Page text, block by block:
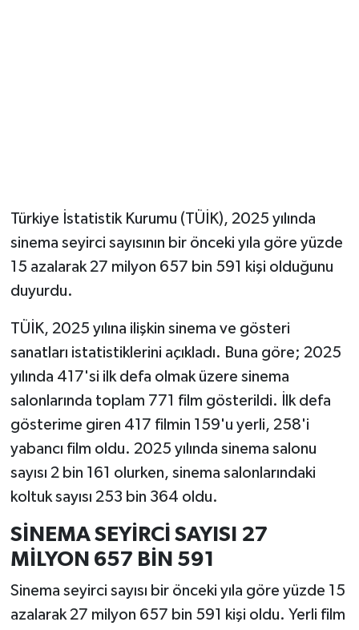
Türkiye İstatistik Kurumu (TÜİK), 2025 yılında
sinema seyirci sayısının bir önceki yıla göre yüzde
15 azalarak 27 milyon 657 bin 591 kişi olduğunu
duyurdu.
TÜİK, 2025 yılına ilişkin sinema ve gösteri
sanatları istatistiklerini açıkladı. Buna göre; 2025
yılında 417'si ilk defa olmak üzere sinema
salonlarında toplam 771 film gösterildi. İlk defa
gösterime giren 417 filmin 159'u yerli, 258'i
yabancı film oldu. 2025 yılında sinema salonu
sayısı 2 bin 161 olurken, sinema salonlarındaki
koltuk sayısı 253 bin 364 oldu.
SİNEMA SEYİRCİ SAYISI 27
MİLYON 657 BİN 591
Sinema seyirci sayısı bir önceki yıla göre yüzde 15
azalarak 27 milyon 657 bin 591 kişi oldu. Yerli film